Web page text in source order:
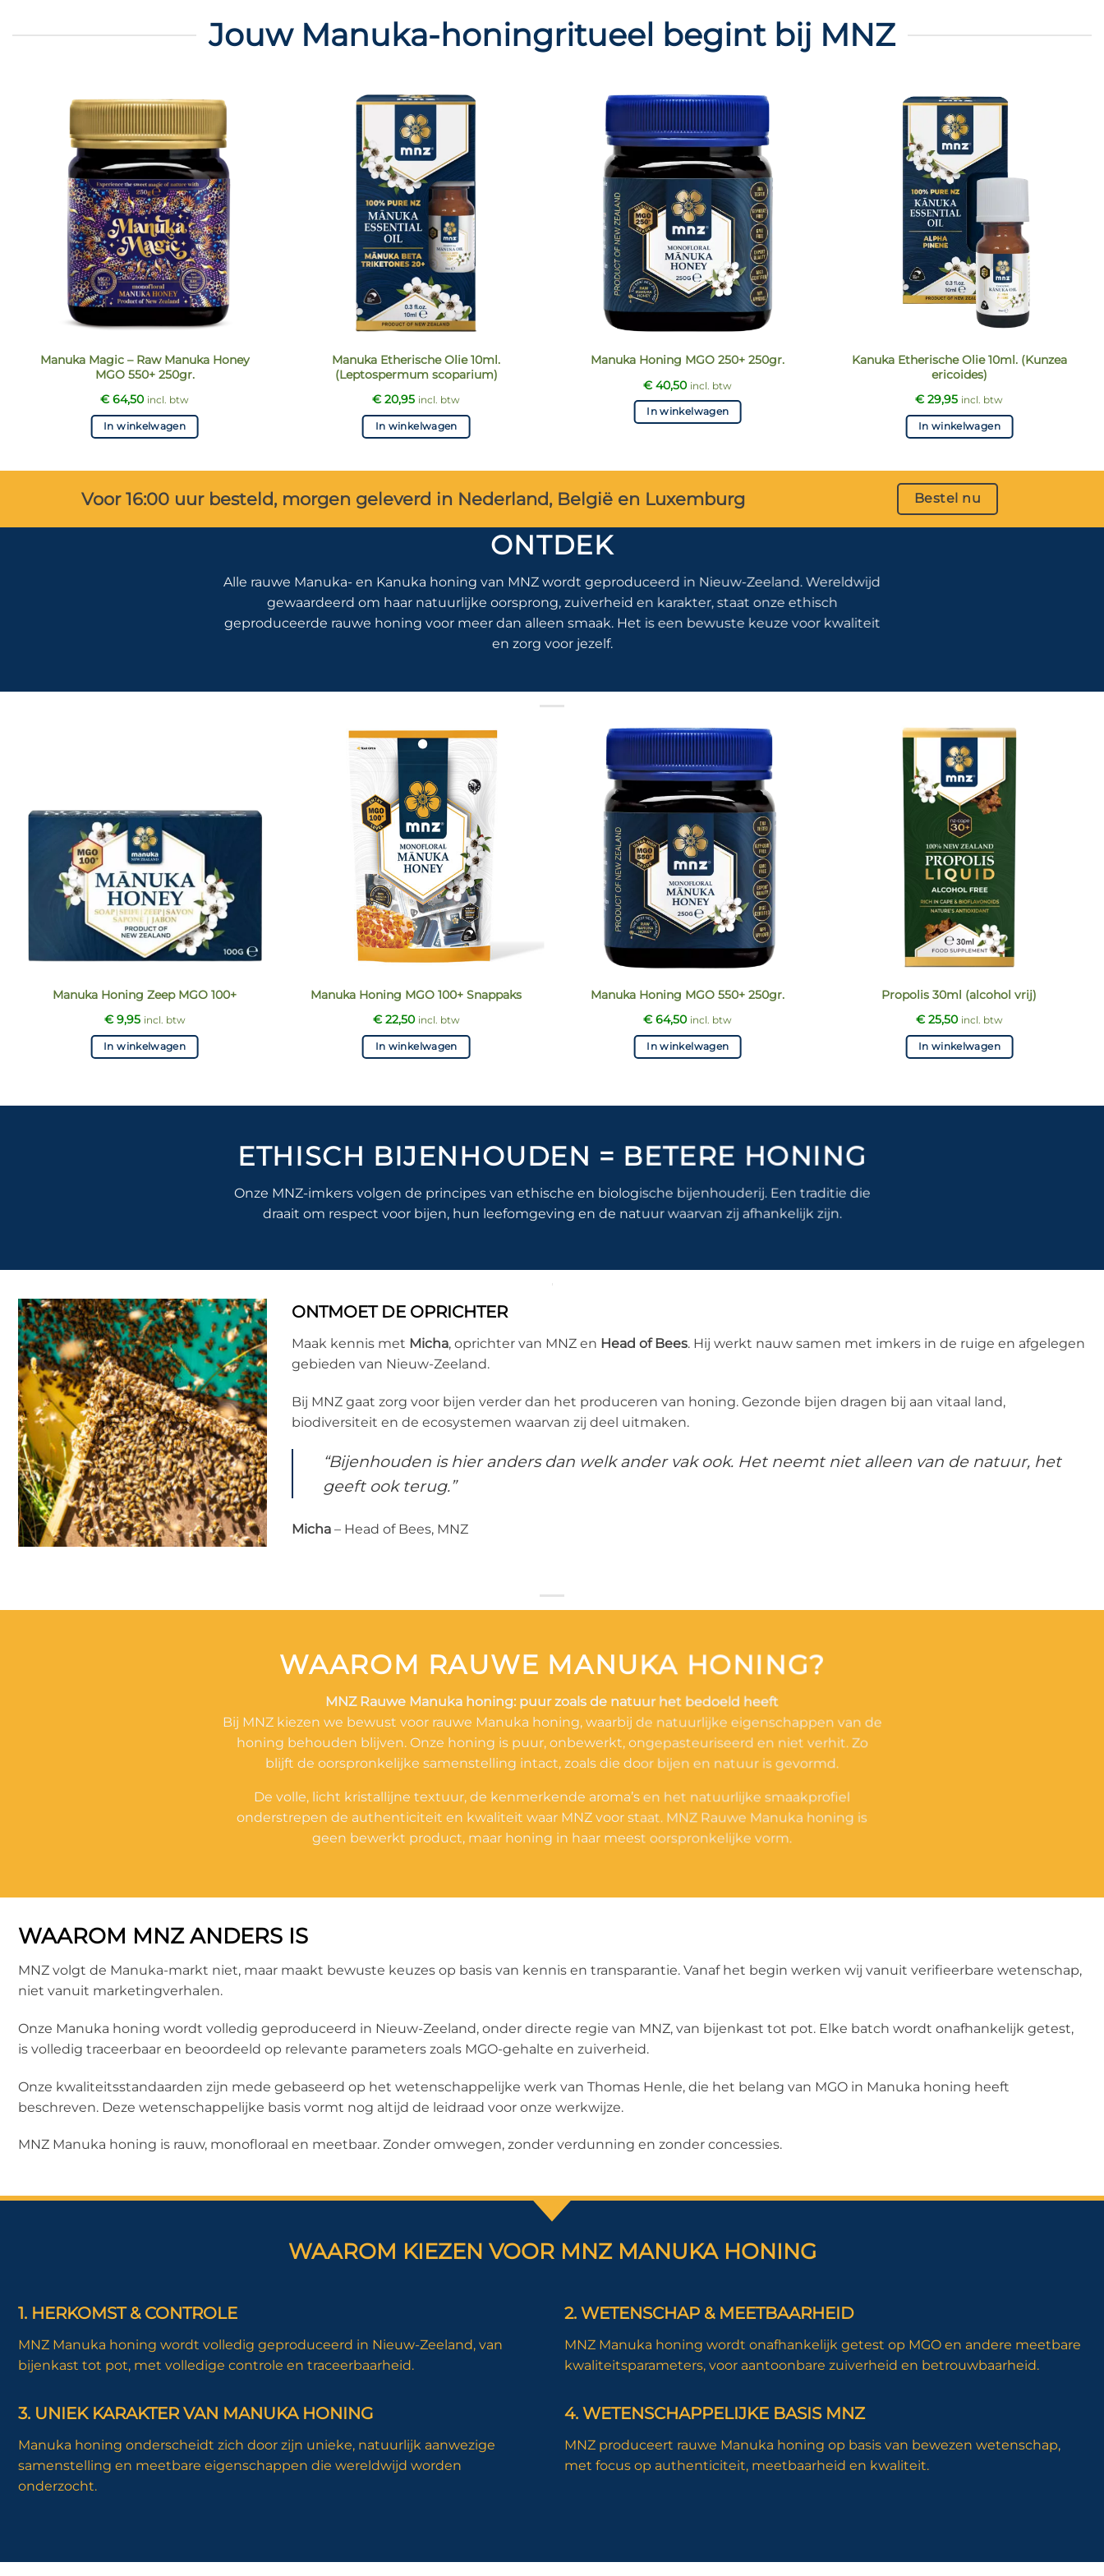
Jouw Manuka-honingritueel begint bij MNZ
Manuka Magic – Raw Manuka Honey
MGO 550+ 250gr.
€64,50 incl. btw
In winkelwagen
Manuka Etherische Olie 10ml.
(Leptospermum scoparium)
€20,95 incl. btw
In winkelwagen
Manuka Honing MGO 250+ 250gr.
€40,50 incl. btw
In winkelwagen
Kanuka Etherische Olie 10ml. (Kunzea
ericoides)
€29,95 incl. btw
In winkelwagen
Voor 16:00 uur besteld, morgen geleverd in Nederland, België en Luxemburg Bestel nu
ONTDEK
Alle rauwe Manuka- en Kanuka honing van MNZ wordt geproduceerd in Nieuw-Zeeland. Wereldwijd
gewaardeerd om haar natuurlijke oorsprong, zuiverheid en karakter, staat onze ethisch
geproduceerde rauwe honing voor meer dan alleen smaak. Het is een bewuste keuze voor kwaliteit
en zorg voor jezelf.
Manuka Honing Zeep MGO 100+
€9,95 incl. btw
In winkelwagen
Manuka Honing MGO 100+ Snappaks
€22,50 incl. btw
In winkelwagen
Manuka Honing MGO 550+ 250gr.
€64,50 incl. btw
In winkelwagen
Propolis 30ml (alcohol vrij)
€25,50 incl. btw
In winkelwagen
ETHISCH BIJENHOUDEN = BETERE HONING
Onze MNZ-imkers volgen de principes van ethische en biologische bijenhouderij. Een traditie die
draait om respect voor bijen, hun leefomgeving en de natuur waarvan zij afhankelijk zijn.
ONTMOET DE OPRICHTER
Maak kennis met Micha, oprichter van MNZ en Head of Bees. Hij werkt nauw samen met imkers in de ruige en afgelegen
gebieden van Nieuw-Zeeland.
Bij MNZ gaat zorg voor bijen verder dan het produceren van honing. Gezonde bijen dragen bij aan vitaal land,
biodiversiteit en de ecosystemen waarvan zij deel uitmaken.
“Bijenhouden is hier anders dan welk ander vak ook. Het neemt niet alleen van de natuur, het
geeft ook terug.”
Micha– Head of Bees, MNZ
WAAROM RAUWE MANUKA HONING?
MNZ Rauwe Manuka honing: puur zoals de natuur het bedoeld heeft
Bij MNZ kiezen we bewust voor rauwe Manuka honing, waarbij de natuurlijke eigenschappen van de
honing behouden blijven. Onze honing is puur, onbewerkt, ongepasteuriseerd en niet verhit. Zo
blijft de oorspronkelijke samenstelling intact, zoals die door bijen en natuur is gevormd.
De volle, licht kristallijne textuur, de kenmerkende aroma’s en het natuurlijke smaakprofiel
onderstrepen de authenticiteit en kwaliteit waar MNZ voor staat. MNZ Rauwe Manuka honing is
geen bewerkt product, maar honing in haar meest oorspronkelijke vorm.
WAAROM MNZ ANDERS IS
MNZ volgt de Manuka-markt niet, maar maakt bewuste keuzes op basis van kennis en transparantie. Vanaf het begin werken wij vanuit verifieerbare wetenschap,
niet vanuit marketingverhalen.
Onze Manuka honing wordt volledig geproduceerd in Nieuw-Zeeland, onder directe regie van MNZ, van bijenkast tot pot. Elke batch wordt onafhankelijk getest,
is volledig traceerbaar en beoordeeld op relevante parameters zoals MGO-gehalte en zuiverheid.
Onze kwaliteitsstandaarden zijn mede gebaseerd op het wetenschappelijke werk van Thomas Henle, die het belang van MGO in Manuka honing heeft
beschreven. Deze wetenschappelijke basis vormt nog altijd de leidraad voor onze werkwijze.
MNZ Manuka honing is rauw, monofloraal en meetbaar. Zonder omwegen, zonder verdunning en zonder concessies.
WAAROM KIEZEN VOOR MNZ MANUKA HONING
1. HERKOMST & CONTROLE
MNZ Manuka honing wordt volledig geproduceerd in Nieuw-Zeeland, van
bijenkast tot pot, met volledige controle en traceerbaarheid.
3. UNIEK KARAKTER VAN MANUKA HONING
Manuka honing onderscheidt zich door zijn unieke, natuurlijk aanwezige
samenstelling en meetbare eigenschappen die wereldwijd worden
onderzocht.
2. WETENSCHAP & MEETBAARHEID
MNZ Manuka honing wordt onafhankelijk getest op MGO en andere meetbare
kwaliteitsparameters, voor aantoonbare zuiverheid en betrouwbaarheid.
4. WETENSCHAPPELIJKE BASIS MNZ
MNZ produceert rauwe Manuka honing op basis van bewezen wetenschap,
met focus op authenticiteit, meetbaarheid en kwaliteit.